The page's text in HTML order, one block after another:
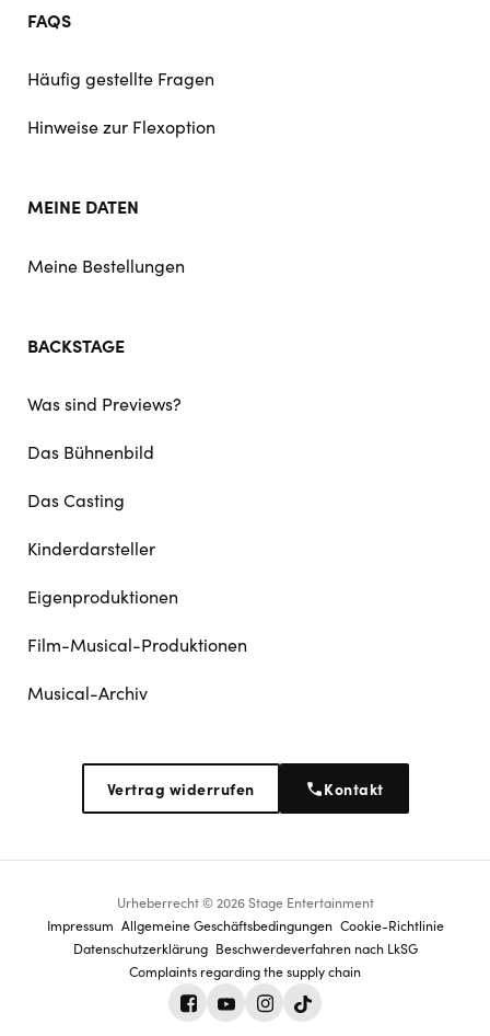
FAQS
Häufig gestellte Fragen
Hinweise zur Flexoption
MEINE DATEN
Meine Bestellungen
BACKSTAGE
Was sind Previews?
Das Bühnenbild
Das Casting
Kinderdarsteller
Eigenproduktionen
Film-Musical-Produktionen
Musical-Archiv
Vertrag widerrufen Kontakt
Urheberrecht © 2026 Stage Entertainment
Footer
navigation
Impressum Allgemeine Geschäftsbedingungen Cookie-Richtlinie
Datenschutz­erklärung Beschwerdeverfahren nach LkSG
Complaints regarding the supply chain
FacebookYoutubeInstagram
Tiktok